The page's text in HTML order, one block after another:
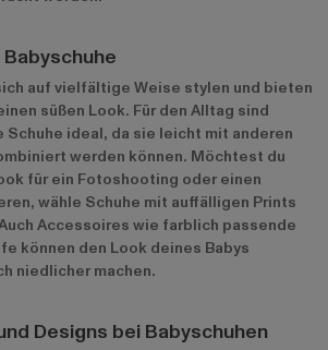
auf vielfältige Weise stylen und bieten
süßen Look. Für den Alltag sind
ideal, da sie leicht mit anderen
werden können. Möchtest du
für ein Fotoshooting oder einen
wähle Schuhe mit auffälligen Prints
Accessoires wie farblich passende
können den Look deines Babys
niedlicher machen.
Designs bei Babyschuhen